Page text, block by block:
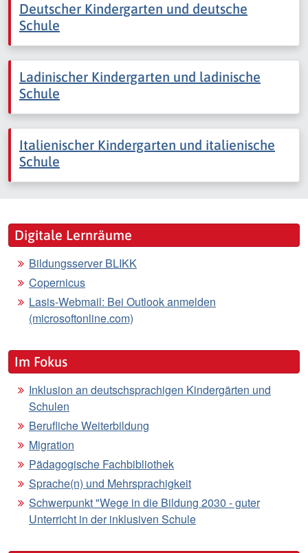
Deutscher Kindergarten und deutsche
Schule
Ladinischer Kindergarten und ladinische
Schule
Italienischer Kindergarten und italienische
Schule
Digitale Lernräume
Bildungsserver BLIKK
Copernicus
Lasis-Webmail: Bei Outlook anmelden
(microsoftonline.com)
Im Fokus
Inklusion an deutschsprachigen Kindergärten und
Schulen
Berufliche Weiterbildung
Migration
Pädagogische Fachbibliothek
Sprache(n) und Mehrsprachigkeit
Schwerpunkt "Wege in die Bildung 2030 - guter
Unterricht in der inklusiven Schule